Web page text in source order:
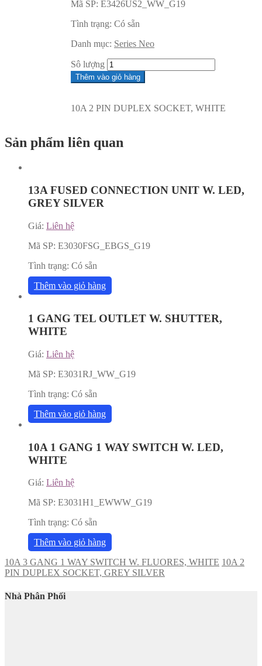
Mã SP: E3426US2_WW_G19
Tình trạng: Có sẵn
Danh mục: Series Neo
Sô lượng
Thêm vào giỏ hàng
10A 2 PIN DUPLEX SOCKET, WHITE
Sản phẩm liên quan
13A FUSED CONNECTION UNIT W. LED,
GREY SILVER
Giá: Liên hệ
Mã SP: E3030FSG_EBGS_G19
Tình trạng: Có sẵn
Thêm vào giỏ hàng
1 GANG TEL OUTLET W. SHUTTER,
WHITE
Giá: Liên hệ
Mã SP: E3031RJ_WW_G19
Tình trạng: Có sẵn
Thêm vào giỏ hàng
10A 1 GANG 1 WAY SWITCH W. LED,
WHITE
Giá: Liên hệ
Mã SP: E3031H1_EWWW_G19
Tình trạng: Có sẵn
Thêm vào giỏ hàng
10A 3 GANG 1 WAY SWITCH W. FLUORES, WHITE 10A 2
PIN DUPLEX SOCKET, GREY SILVER
Nhà Phân Phối